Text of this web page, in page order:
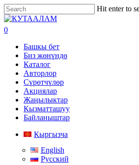
Skip
to
main
content
Hit enter to
Close
Search
search
0
Башкы бет
Биз жөнүндө
Каталог
Авторлор
Сүрөтчүлөр
Акциялар
Жаңылыктар
Кызматташуу
Байланыштар
Кыргызча
English
Русский